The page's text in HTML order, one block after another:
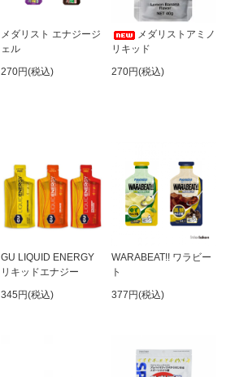
メダリスト エナジージ
ェル
270円(税込)
メダリストアミノ
リキッド
270円(税込)
GU LIQUID ENERGY
リキッドエナジー
345円(税込)
WARABEAT!! ワラビー
ト
377円(税込)